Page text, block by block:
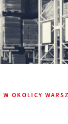
W OKOLICY